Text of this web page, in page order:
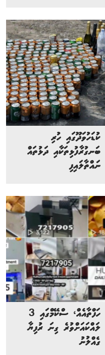
ކުޑަހުވަދޫގައި ހުރި
ބަނގުރާފުޅިތަކާއި ދަޅުތައް
ނައްތާލައިފި
ހަފްތާއެއް، ސްކޭމްގައި 3
ލައްކައަށްވުރެ ގިނަ ރުފިޔާ
ގެއްލުނު